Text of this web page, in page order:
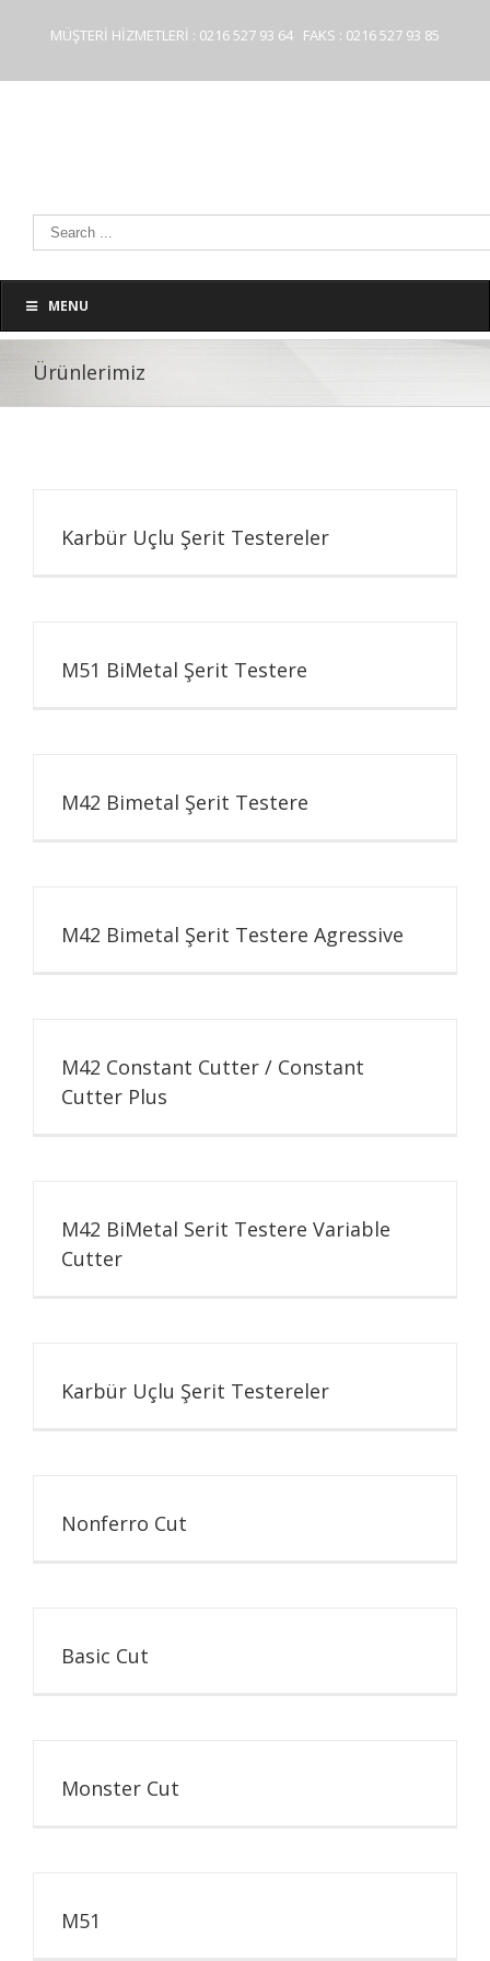
MÜŞTERİ HİZMETLERİ : 0216 527 93 64 FAKS : 0216 527 93 85
MENU
Ürünlerimiz
Karbür Uçlu Şerit Testereler
M51 BiMetal Şerit Testere
M42 Bimetal Şerit Testere
M42 Bimetal Şerit Testere Agressive
M42 Constant Cutter / Constant
Cutter Plus
M42 BiMetal Serit Testere Variable
Cutter
Karbür Uçlu Şerit Testereler
Nonferro Cut
Basic Cut
Monster Cut
M51